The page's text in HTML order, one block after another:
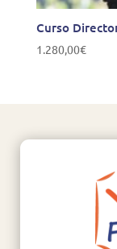
Curso
1.280,00€